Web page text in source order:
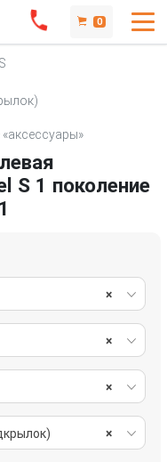
0
S 1 поколение
×
×
×
×